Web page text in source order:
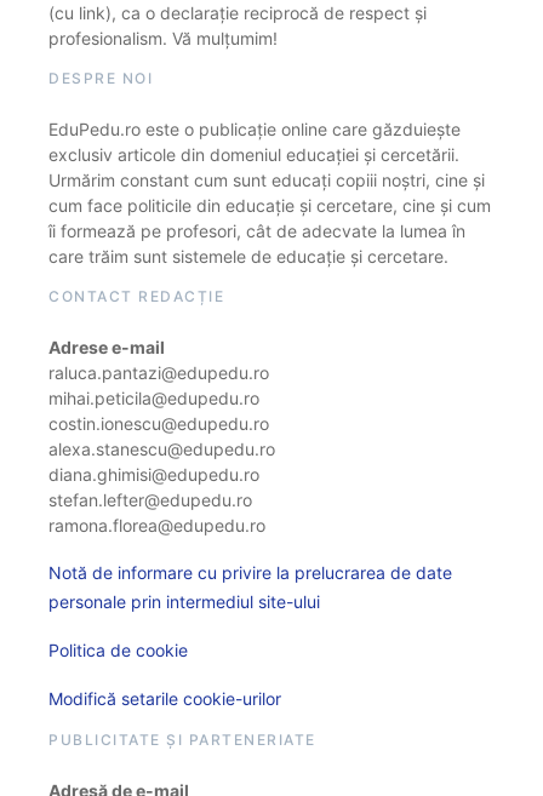
(cu link), ca o declarație reciprocă de respect și
profesionalism. Vă mulțumim!
DESPRE NOI
EduPedu.ro este o publicație online care găzduiește
exclusiv articole din domeniul educației și cercetării.
Urmărim constant cum sunt educați copiii noștri, cine și
cum face politicile din educație și cercetare, cine și cum
îi formează pe profesori, cât de adecvate la lumea în
care trăim sunt sistemele de educație și cercetare.
CONTACT REDACȚIE
Adrese e-mail
raluca.pantazi@edupedu.ro
mihai.peticila@edupedu.ro
costin.ionescu@edupedu.ro
alexa.stanescu@edupedu.ro
diana.ghimisi@edupedu.ro
stefan.lefter@edupedu.ro
ramona.florea@edupedu.ro
Notă de informare cu privire la prelucrarea de date
personale prin intermediul site-ului
Politica de cookie
Modifică setarile cookie-urilor
PUBLICITATE ȘI PARTENERIATE
Adresă de e-mail